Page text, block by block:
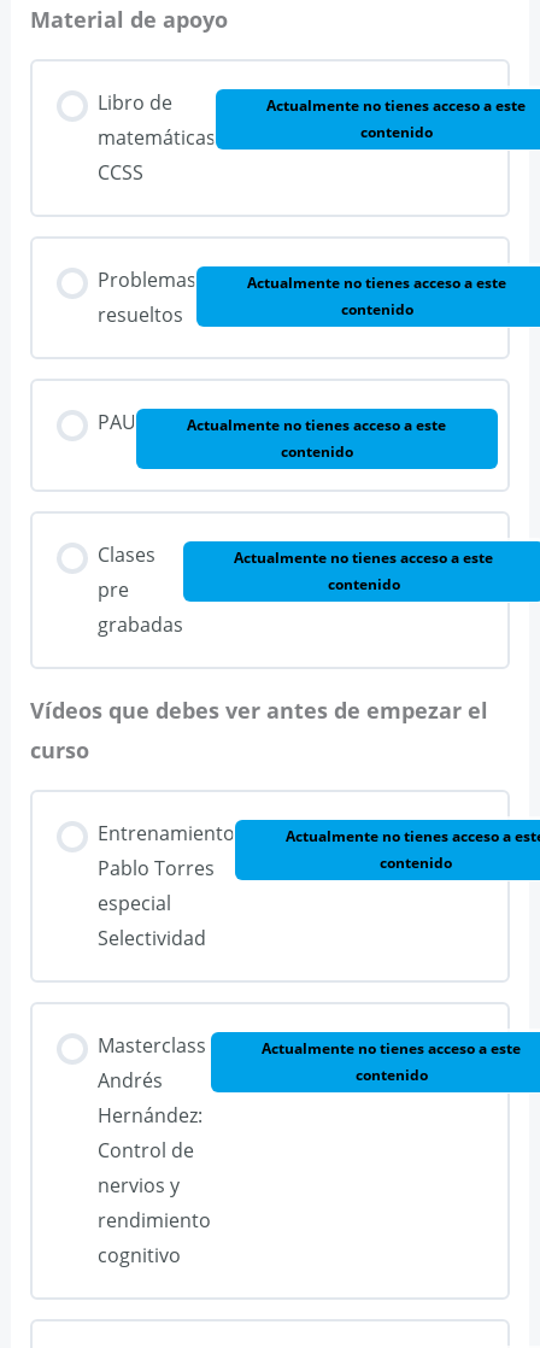
Material de apoyo
Libro de
matemáticas
CCSS
Actualmente no tienes acceso a este
contenido
Problemas
resueltos
Actualmente no tienes acceso a este
contenido
PAU
Actualmente no tienes acceso a este
contenido
Clases
pre
grabadas
Actualmente no tienes acceso a este
contenido
Vídeos que debes ver antes de empezar el
curso
Entrenamiento
Pablo Torres
especial
Selectividad
Actualmente no tienes acceso a
contenido
Masterclass
Andrés
Hernández:
Control de
nervios y
rendimiento
cognitivo
Actualmente no tienes acceso a este
contenido